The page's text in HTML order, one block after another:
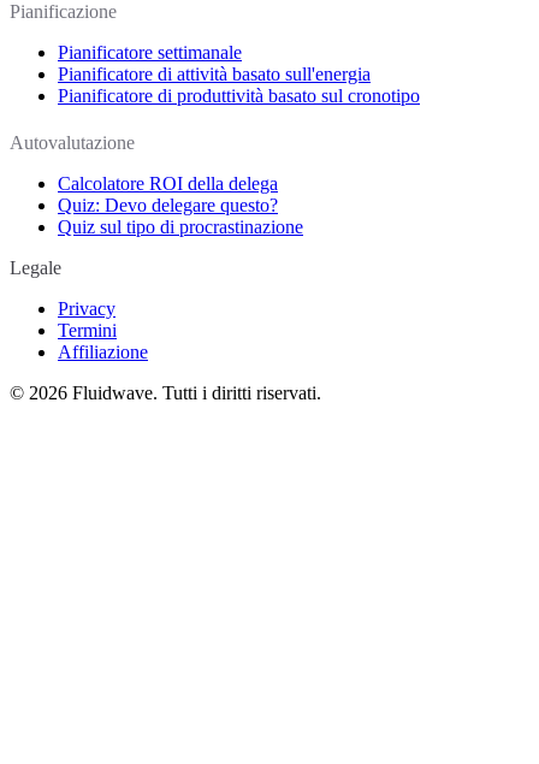
Pianificazione
Pianificatore settimanale
Pianificatore di attività basato sull'energia
Pianificatore di produttività basato sul cronotipo
Autovalutazione
Calcolatore ROI della delega
Quiz: Devo delegare questo?
Quiz sul tipo di procrastinazione
Legale
Privacy
Termini
Affiliazione
© 2026 Fluidwave. Tutti i diritti riservati.